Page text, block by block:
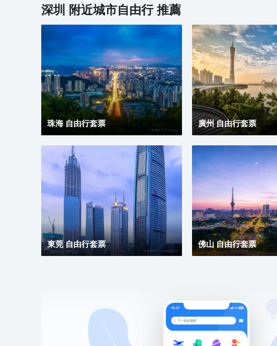
深圳 附近城市自由行 推薦
珠海 自由行套票 廣州 自由行套票
東莞 自由行套票 佛山 自由行套票